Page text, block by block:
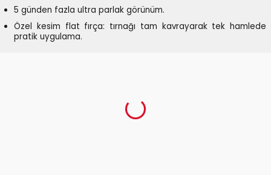
5 günden fazla ultra parlak görünüm.
Özel kesim flat fırça: tırnağı tam kavrayarak tek hamlede
pratik uygulama.